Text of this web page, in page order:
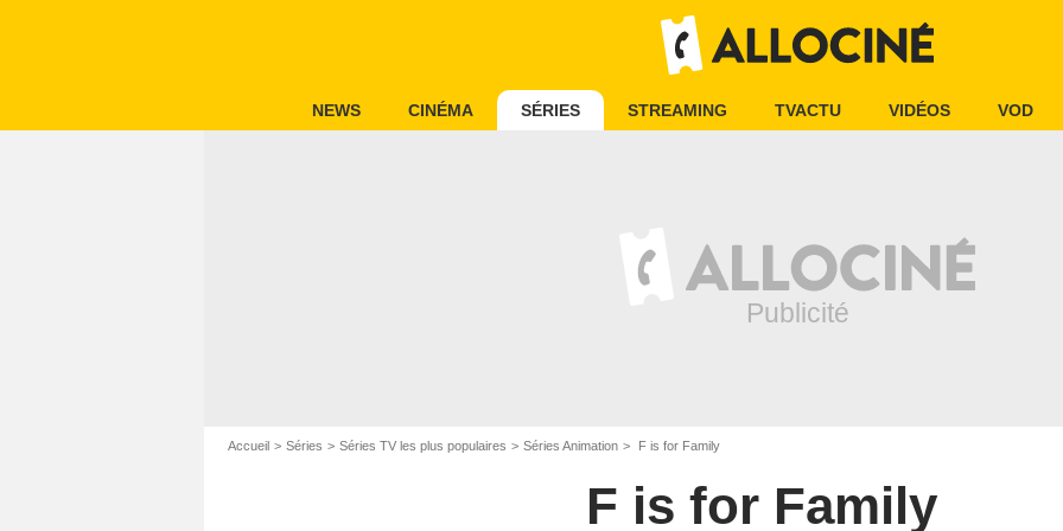
NEWS CINÉMA SÉRIES STREAMING TVACTU VIDÉOS VOD
Accueil Séries Séries TV les plus populaires Séries Animation F is for Family
F is for Family